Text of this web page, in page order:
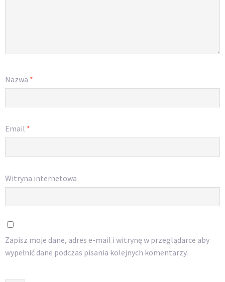
Nazwa *
Email *
Witryna internetowa
Zapisz moje dane, adres e-mail i witrynę w przeglądarce aby
wypełnić dane podczas pisania kolejnych komentarzy.